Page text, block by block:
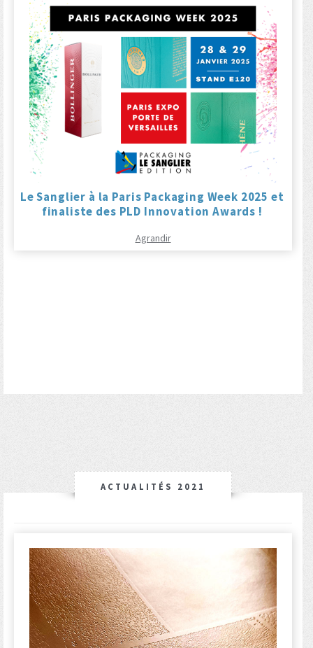
Le Sanglier à la Paris Packaging Week 2025 et
finaliste des PLD Innovation Awards !
Agrandir
ACTUALITÉS 2021